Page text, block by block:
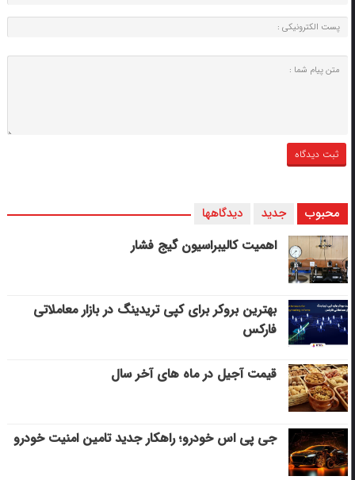
محبوب جدید دیدگاهها
اهمیت کالیبراسیون گیج فشار
بهترین بروکر برای کپی‌ تریدینگ در بازار معاملاتی
فارکس
قیمت آجیل در ماه های آخر سال
جی پی اس خودرو؛ راهکار جدید تامین امنیت خودرو